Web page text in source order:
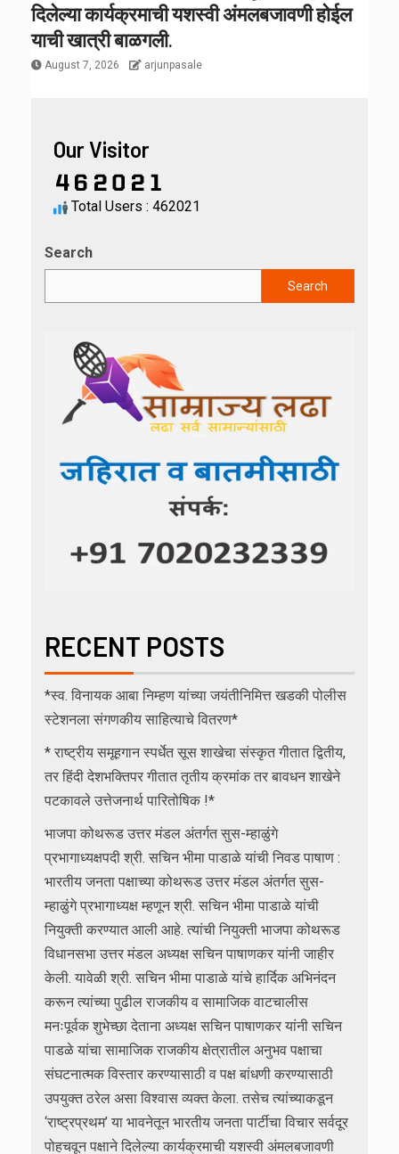
दिलेल्या कार्यक्रमाची यशस्वी अंमलबजावणी होईल
याची खात्री बाळगली.
August 7, 2026 arjunpasale
Our Visitor
Total Users : 462021
Search
Search
RECENT POSTS
*स्व. विनायक आबा निम्हण यांच्या जयंतीनिमित्त खडकी पोलीस
स्टेशनला संगणकीय साहित्याचे वितरण*
* राष्ट्रीय समूहगान स्पर्धेत सूस शाखेचा संस्कृत गीतात द्वितीय,
तर हिंदी देशभक्तिपर गीतात तृतीय क्रमांक तर बावधन शाखेने
पटकावले उत्तेजनार्थ पारितोषिक !*
भाजपा कोथरूड उत्तर मंडल अंतर्गत सुस-म्हाळुंगे
प्रभागाध्यक्षपदी श्री. सचिन भीमा पाडाळे यांची निवड पाषाण :
भारतीय जनता पक्षाच्या कोथरूड उत्तर मंडल अंतर्गत सुस-
म्हाळुंगे प्रभागाध्यक्ष म्हणून श्री. सचिन भीमा पाडाळे यांची
नियुक्ती करण्यात आली आहे. त्यांची नियुक्ती भाजपा कोथरूड
विधानसभा उत्तर मंडल अध्यक्ष सचिन पाषाणकर यांनी जाहीर
केली. यावेळी श्री. सचिन भीमा पाडाळे यांचे हार्दिक अभिनंदन
करून त्यांच्या पुढील राजकीय व सामाजिक वाटचालीस
मनःपूर्वक शुभेच्छा देताना अध्यक्ष सचिन पाषाणकर यांनी सचिन
पाडळे यांचा सामाजिक राजकीय क्षेत्रातील अनुभव पक्षाचा
संघटनात्मक विस्तार करण्यासाठी व पक्ष बांधणी करण्यासाठी
उपयुक्त ठरेल असा विश्वास व्यक्त केला. तसेच त्यांच्याकडून
‘राष्ट्रप्रथम’ या भावनेतून भारतीय जनता पार्टीचा विचार सर्वदूर
पोहचवून पक्षाने दिलेल्या कार्यक्रमाची यशस्वी अंमलबजावणी